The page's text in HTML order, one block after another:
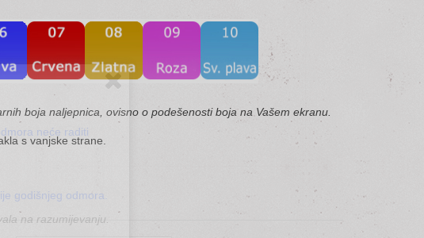
boja naljepnica, ovisno o podešenosti boja na Vašem ekranu.
s vanjske strane.
neće raditi
godišnjeg odmora.
na razumijevanju.